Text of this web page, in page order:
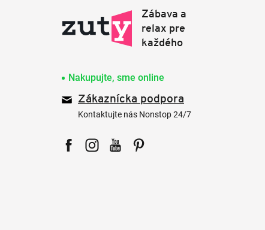
Nakupujte, sme online
Zákaznícka podpora
Kontaktujte nás Nonstop 24/7